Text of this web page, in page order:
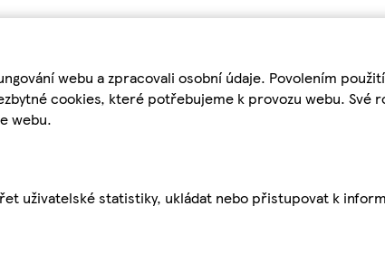
webu a zpracovali osobní údaje. Povolením
cookies, které potřebujeme k provozu webu. Své
webu.
uživatelské statistiky, ukládat nebo přistupovat k